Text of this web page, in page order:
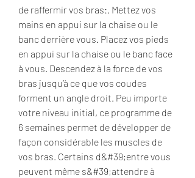
de raffermir vos bras:. Mettez vos
mains en appui sur la chaise ou le
banc derrière vous. Placez vos pieds
en appui sur la chaise ou le banc face
à vous. Descendez à la force de vos
bras jusqu’à ce que vos coudes
forment un angle droit. Peu importe
votre niveau initial, ce programme de
6 semaines permet de développer de
façon considérable les muscles de
vos bras. Certains d&#39;entre vous
peuvent même s&#39;attendre à